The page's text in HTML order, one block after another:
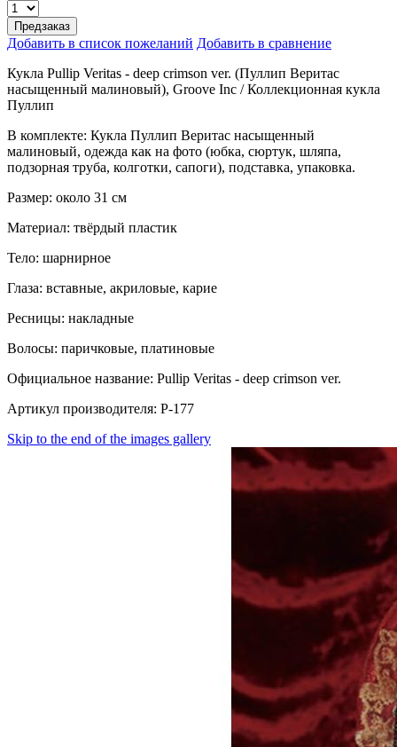
Предзаказ
Добавить в список пожеланий Добавить в сравнение
Кукла Pullip Veritas - deep crimson ver. (Пуллип Веритас
насыщенный малиновый), Groove Inc / Коллекционная кукла
Пуллип
В комплекте: Кукла Пуллип Веритас насыщенный
малиновый, одежда как на фото (юбка, сюртук, шляпа,
подзорная труба, колготки, сапоги), подставка, упаковка.
Размер: около 31 см
Материал: твёрдый пластик
Тело: шарнирное
Глаза: вставные, акриловые, карие
Ресницы: накладные
Волосы: паричковые, платиновые
Официальное название: Pullip Veritas - deep crimson ver.
Артикул производителя: P-177
Skip to the end of the images gallery